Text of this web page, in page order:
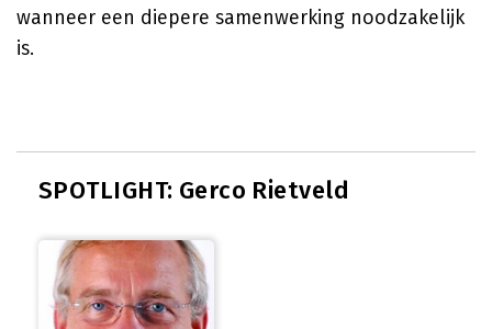
wanneer een diepere samenwerking noodzakelijk
is.
SPOTLIGHT: Gerco Rietveld